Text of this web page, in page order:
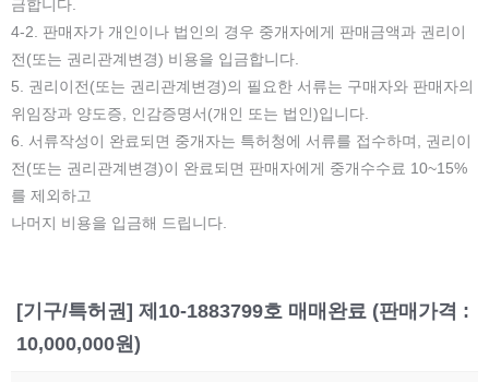
금합니다.
4-2. 판매자가 개인이나 법인의 경우 중개자에게 판매금액과 권리이
전(또는 권리관계변경) 비용을 입금합니다.
5. 권리이전(또는 권리관계변경)의 필요한 서류는 구매자와 판매자의
위임장과 양도증, 인감증명서(개인 또는 법인)입니다.
6. 서류작성이 완료되면 중개자는 특허청에 서류를 접수하며, 권리이
전(또는 권리관계변경)이 완료되면 판매자에게 중개수수료 10~15%
를 제외하고
나머지 비용을 입금해 드립니다.
[기구/특허권] 제10-1883799호 매매완료 (판매가격 :
10,000,000원)